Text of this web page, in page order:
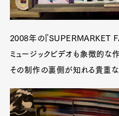
2008年の『SUPERMARKET
ミュージックビデオも象徴的な
その制作の裏側が知れる貴重な